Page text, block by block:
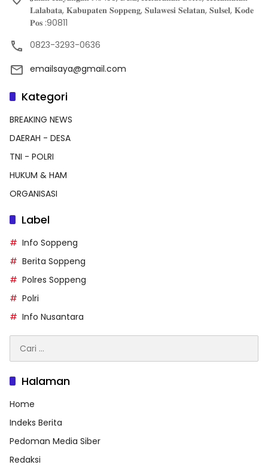
𝐋𝐚𝐥𝐚𝐛𝐚𝐭𝐚, 𝐊𝐚𝐛𝐮𝐩𝐚𝐭𝐞𝐧 𝐒𝐨𝐩𝐩𝐞𝐧𝐠, 𝐒𝐮𝐥𝐚𝐰𝐞𝐬𝐢 𝐒𝐞𝐥𝐚𝐭𝐚𝐧, 𝐒𝐮𝐥𝐬𝐞𝐥, 𝐊𝐨𝐝𝐞
𝐏𝐨𝐬 :90811
0823-3293-0636
emailsaya@gmail.com
Kategori
BREAKING NEWS
DAERAH - DESA
TNI - POLRI
HUKUM & HAM
ORGANISASI
Label
Info Soppeng
Berita Soppeng
Polres Soppeng
Polri
Info Nusantara
untuk:
Halaman
Home
Indeks Berita
Pedoman Media Siber
Redaksi